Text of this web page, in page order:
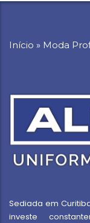
Início » Moda
Sediada em
investe